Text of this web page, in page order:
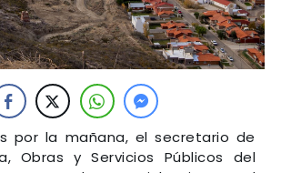
por la mañana, el secretario de
Obras y Servicios Públicos del